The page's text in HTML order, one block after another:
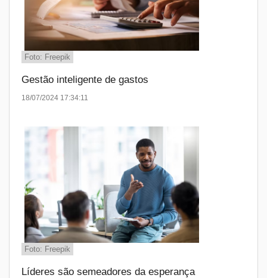
Foto: Freepik
Gestão inteligente de gastos
18/07/2024 17:34:11
Foto: Freepik
Líderes são semeadores da esperança